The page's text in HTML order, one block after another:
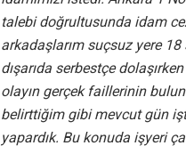
talebi doğrultusunda idam
arkadaşlarım suçsuz yere
dışarıda serbestçe
olayın gerçek faillerinin
belirttiğim gibi mevcut gün
yapardık. Bu konuda işyeri